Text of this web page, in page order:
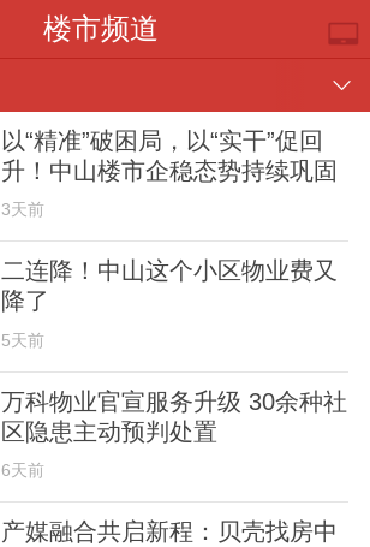
楼市频道
部门
以“精准”破困局，以“实干”促回
升！中山楼市企稳态势持续巩固
3天前
二连降！中山这个小区物业费又
降了
5天前
万科物业官宣服务升级 30余种社
区隐患主动预判处置
6天前
产媒融合共启新程：贝壳找房中